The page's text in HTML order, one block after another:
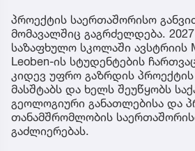
პროექტის საერთაშორისო
მომავალშიც გაგრძელდება.
საზაფხულო სკოლაში ავსტრიის
Leoben-ის სტუდენტების
კიდევ უფრო გაზრდის
მასშტაბს და ხელს შეუწყობს
გეოლოგიური განათლებისა და
თანამშრომლობის
გაძლიერებას.